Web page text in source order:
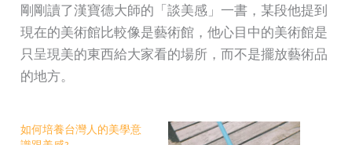
剛剛讀了漢寶德大師的「談美感」一書，某段他提到
現在的美術館比較像是藝術館，他心目中的美術館是
只呈現美的東西給大家看的場所，而不是擺放藝術品
的地方。
如何培養台灣人的美學意